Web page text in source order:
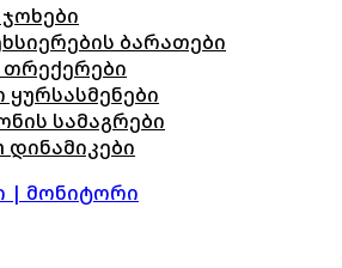
ბარათები
სამაგრები
დინამიკები
| მონიტორი